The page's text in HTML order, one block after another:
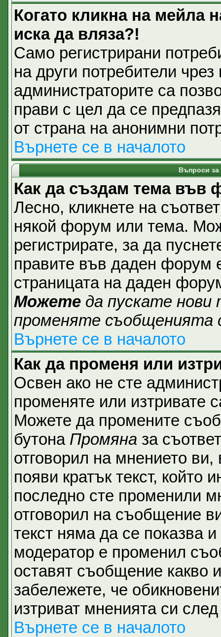
Когато кликна на мейла
иска да вляза?!
Само регистрирани
на други потребители
администраторите са
прави с цел да се
от страна на анонимни
Върнете се в началото
Въпроси за
Как да създам тема във
Лесно, кликнете на
някой форум или тема.
регистрирате, за да
правите във даден форум
страницата на даден
Можете да пускате
променяте съобщенията
Върнете се в началото
Как да променя или
Освен ако не сте
променяте или изтривате
Можете да промените
бутона Промяна за
отговорил на мнението
появи кратък текст, който
последно сте променили
отговорил на съобщение
текст няма да се показва
модератор е променил
оставят съобщение
забележете, че
изтриват мненията си
Върнете се в началото